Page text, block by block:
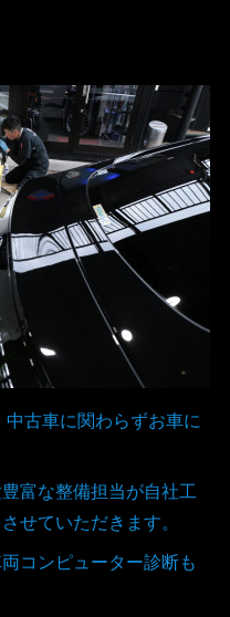
古車に関わらずお車に
富な整備担当が自社工
せていただきます。
コンピューター診断も